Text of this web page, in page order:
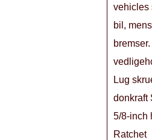
vehicles
bil,
Lug
donkraft
5/8-inch
Ratchet